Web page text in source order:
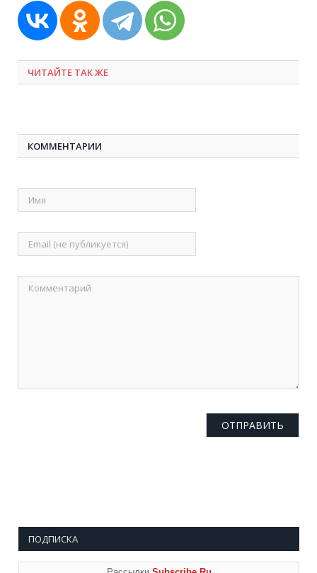
ЧИТАЙТЕ ТАК ЖЕ
КОММЕНТАРИИ
ПОДПИСКА